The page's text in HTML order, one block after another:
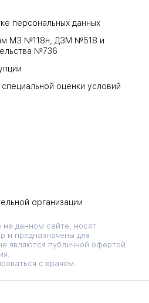
персональных данных
МЗ №118н, ДЗМ №518 и
№736
оценки условий
организации
данном сайте, носят
и предназначены для
являются публичной офертой.
с врачом.